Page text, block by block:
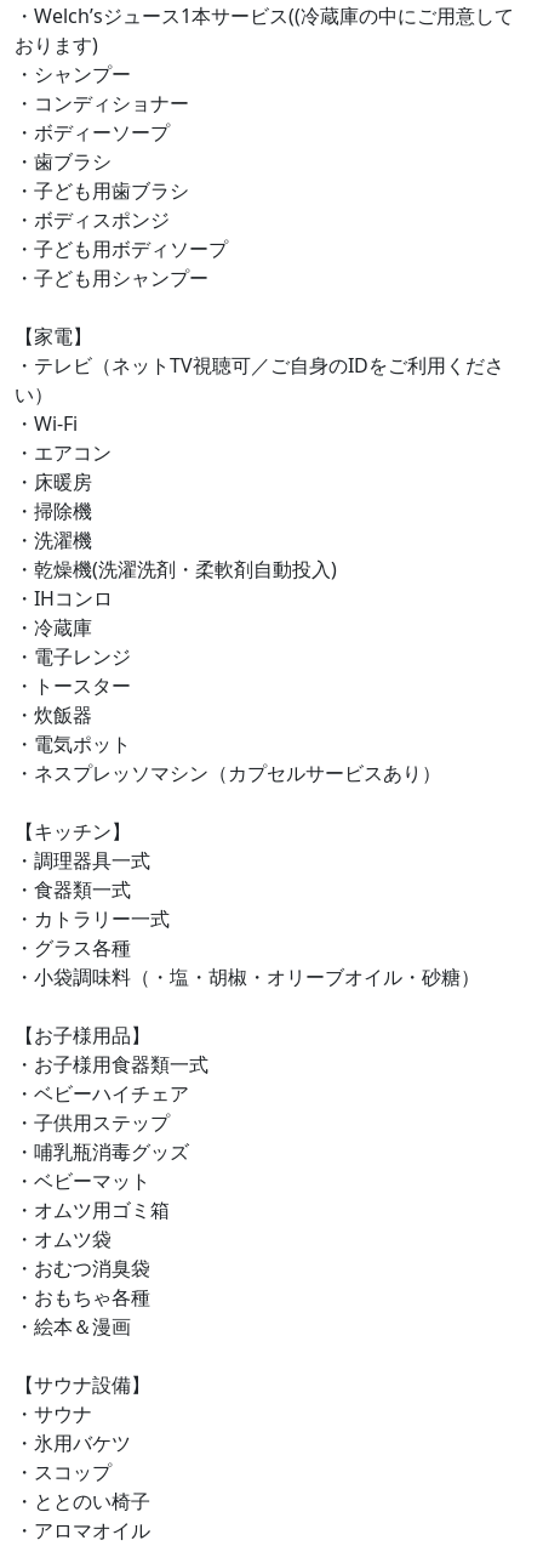
・Welch’sジュース1本サービス((冷蔵庫の中にご用意して
おります)
・シャンプー
・コンディショナー
・ボディーソープ
・歯ブラシ
・子ども用歯ブラシ
・ボディスポンジ
・子ども用ボディソープ
・子ども用シャンプー
【家電】
・テレビ（ネットTV視聴可／ご自身のIDをご利用くださ
い）
・Wi-Fi
・エアコン
・床暖房
・掃除機
・洗濯機
・乾燥機(洗濯洗剤・柔軟剤自動投入)
・IHコンロ
・冷蔵庫
・電子レンジ
・トースター
・炊飯器
・電気ポット
・ネスプレッソマシン（カプセルサービスあり）
【キッチン】
・調理器具一式
・食器類一式
・カトラリー一式
・グラス各種
・小袋調味料（・塩・胡椒・オリーブオイル・砂糖）
【お子様用品】
・お子様用食器類一式
・ベビーハイチェア
・子供用ステップ
・哺乳瓶消毒グッズ
・ベビーマット
・オムツ用ゴミ箱
・オムツ袋
・おむつ消臭袋
・おもちゃ各種
・絵本＆漫画
【サウナ設備】
・サウナ
・氷用バケツ
・スコップ
・ととのい椅子
・アロマオイル